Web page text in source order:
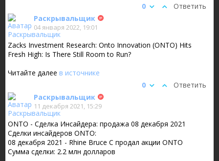
Ответить
0
Раскрывальщик
04 января 2022, 19:01
Zacks Investment Research: Onto Innovation (ONTO) Hits
Fresh High: Is There Still Room to Run?
Читайте далеев источнике
Ответить
0
Раскрывальщик
11 декабря 2021, 15:29
ONTO - Сделка Инсайдера: продажа 08 декабря 2021
Сделки инсайдеров ONTO:
08 декабря 2021 - Rhine Bruce C продал акции ONTO
Сумма сделки: 2.2 млн долларов